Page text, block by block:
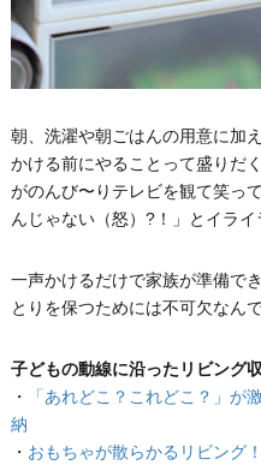
朝、洗濯や朝ごはんの用意に加
かける前にやることって盛りだ
がのんび〜りテレビを観て笑っ
んじゃない（怒）?！」とイラ
一声かけるだけで家族が準備で
とりを保つためには不可欠なん
子どもの動線に沿ったリビング
・
「あれどこ？これどこ？」が
納
・ おもちゃが散らかるリビング